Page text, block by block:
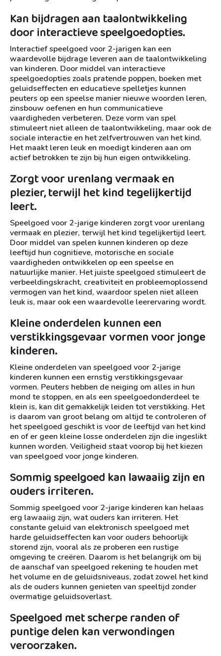
Kan bijdragen aan taalontwikkeling
door interactieve speelgoedopties.
Interactief speelgoed voor 2-jarigen kan een
waardevolle bijdrage leveren aan de taalontwikkeling
van kinderen. Door middel van interactieve
speelgoedopties zoals pratende poppen, boeken met
geluidseffecten en educatieve spelletjes kunnen
peuters op een speelse manier nieuwe woorden leren,
zinsbouw oefenen en hun communicatieve
vaardigheden verbeteren. Deze vorm van spel
stimuleert niet alleen de taalontwikkeling, maar ook de
sociale interactie en het zelfvertrouwen van het kind.
Het maakt leren leuk en moedigt kinderen aan om
actief betrokken te zijn bij hun eigen ontwikkeling.
Zorgt voor urenlang vermaak en
plezier, terwijl het kind tegelijkertijd
leert.
Speelgoed voor 2-jarige kinderen zorgt voor urenlang
vermaak en plezier, terwijl het kind tegelijkertijd leert.
Door middel van spelen kunnen kinderen op deze
leeftijd hun cognitieve, motorische en sociale
vaardigheden ontwikkelen op een speelse en
natuurlijke manier. Het juiste speelgoed stimuleert de
verbeeldingskracht, creativiteit en probleemoplossend
vermogen van het kind, waardoor spelen niet alleen
leuk is, maar ook een waardevolle leerervaring wordt.
Kleine onderdelen kunnen een
verstikkingsgevaar vormen voor jonge
kinderen.
Kleine onderdelen van speelgoed voor 2-jarige
kinderen kunnen een ernstig verstikkingsgevaar
vormen. Peuters hebben de neiging om alles in hun
mond te stoppen, en als een speelgoedonderdeel te
klein is, kan dit gemakkelijk leiden tot verstikking. Het
is daarom van groot belang om altijd te controleren of
het speelgoed geschikt is voor de leeftijd van het kind
en of er geen kleine losse onderdelen zijn die ingeslikt
kunnen worden. Veiligheid staat voorop bij het kiezen
van speelgoed voor jonge kinderen.
Sommig speelgoed kan lawaaiig zijn en
ouders irriteren.
Sommig speelgoed voor 2-jarige kinderen kan helaas
erg lawaaiig zijn, wat ouders kan irriteren. Het
constante geluid van elektronisch speelgoed met
harde geluidseffecten kan voor ouders behoorlijk
storend zijn, vooral als ze proberen een rustige
omgeving te creëren. Daarom is het belangrijk om bij
de aanschaf van speelgoed rekening te houden met
het volume en de geluidsniveaus, zodat zowel het kind
als de ouders kunnen genieten van speeltijd zonder
overmatige geluidsoverlast.
Speelgoed met scherpe randen of
puntige delen kan verwondingen
veroorzaken.